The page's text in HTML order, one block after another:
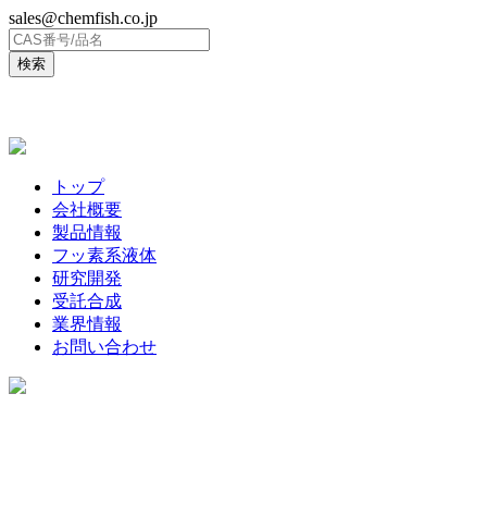
sales@chemfish.co.jp
トップ
会社概要
製品情報
フッ素系液体
研究開発
受託合成
業界情報
お問い合わせ